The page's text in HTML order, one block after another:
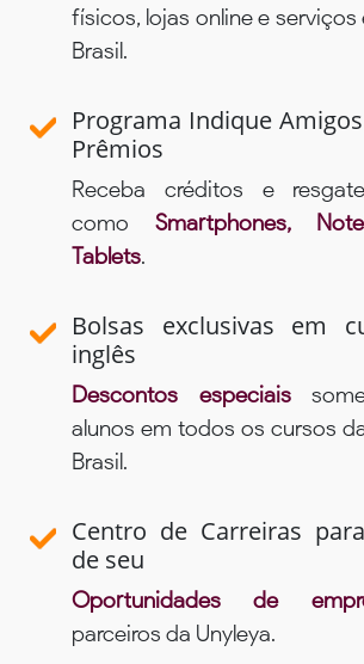
físicos, lojas online e
Brasil.
Programa Indique
Prêmios
Receba créditos e
como Smartphones,
Tablets.
Bolsas exclusivas em
inglês
Descontos especiais
alunos em todos os cursos
Brasil.
Centro de Carreiras
de seu
Oportunidades de
parceiros da Unyleya.